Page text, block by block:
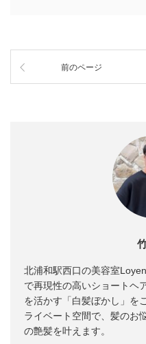
前のページ
北浦和駅西口の美容室
で再現性の高いショートヘ
を活かす「白髪ぼかし」を
ライベート空間で、髪のお
の艶髪を叶えます。